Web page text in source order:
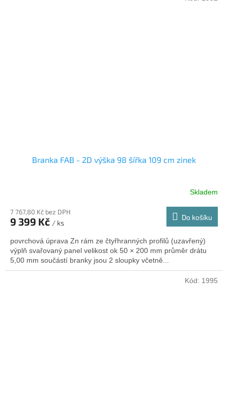
Branka FAB - 2D výška 98 šířka 109 cm zinek
Skladem
7 767,80 Kč bez DPH
9 399 Kč / ks
Do košíku
povrchová úprava Zn rám ze čtyřhranných profilů (uzavřený)
výplň svařovaný panel velikost ok 50 × 200 mm průměr drátu
5,00 mm součástí branky jsou 2 sloupky včetně...
Kód: 1995